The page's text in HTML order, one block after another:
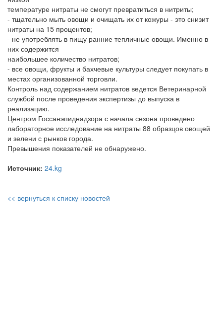
температуре нитраты не смогут превратиться в нитриты;
- тщательно мыть овощи и очищать их от кожуры - это снизит
нитраты на 15 процентов;
- не употреблять в пищу ранние тепличные овощи. Именно в
них содержится
наибольшее количество нитратов;
- все овощи, фрукты и бахчевые культуры следует покупать в
местах организованной торговли.
Контроль над содержанием нитратов ведется Ветеринарной
службой после проведения экспертизы до выпуска в
реализацию.
Центром Госсанэпиднадзора с начала сезона проведено
лабораторное исследование на нитраты 88 образцов овощей
и зелени с рынков города.
Превышения показателей не обнаружено.
Источник: 24.kg
<< вернуться к списку новостей